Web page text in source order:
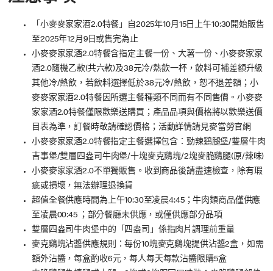
「小麥麥家家酒2.0特餐」自2025年​10月15日上午10:30開始販售
至2025年​12月9日或售完為止
小麥麥家家酒2.0特餐含指定主餐一份、大薯一份、小麥麥家家
酒2.0隨機乙款(共六款)及38元冷/熱飲一杯，飲料可補差額升級
其他冷/熱飲，若飲料選擇低於38元冷/熱飲，恕不退差額​；小
麥麥家家酒2.0特餐因所選主餐種類不同而有不同售價。小麥麥
家家酒2.0特餐僅限歡樂送購買；產品品項與價格將以歡樂送價
目表為準，訂餐時敬請確認價格；活動詳情請見麥當勞官網
小麥麥家家酒2.0特餐指定主餐選擇包含：勁辣鷄腿堡/雙層牛肉
吉事堡/雙層四盎司牛肉堡/十塊麥克鷄塊/2塊麥脆鷄腿(原/辣味)
小麥麥家家酒2.0不單獨販售。收到商品後請盡速檢查，除有瑕
疵或損壞，無法辦理退換貨
超值全餐供應時間為上午10:30至凌晨4:45；牛肉類商品僅供應
至凌晨00:45 ；部分餐廳未供應，或僅供應部分品項
雙層四盎司牛肉堡中的「四盎司」係指肉片調理前重量​
麥克鷄塊沾醬供應規則：每份10塊麥克鷄塊提供沾醬2盒，如需
額外沾醬，每盒酌收6元，每人每天每款沾醬限購5盒​